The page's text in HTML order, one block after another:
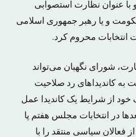
با عنوان نظارت استصوابی
و یا رهبر جمهوری اسلامی
انتخابات محروم کرد.
شورای نگهبان می‌تواند
به کاندیداهای رد صلاحیت
از شرایط یک کاندیدا عمل
در انتخابات مجلس هفتم پا
فعالان سیاسی منتقد را با